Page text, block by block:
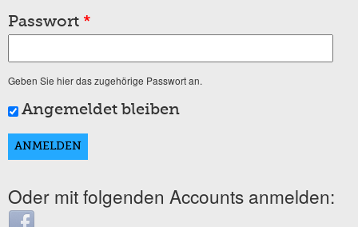
Passwort *
Geben Sie hier das zugehörige Passwort an.
Angemeldet bleiben
Oder mit folgenden Accounts anmelden:
Login with Facebook